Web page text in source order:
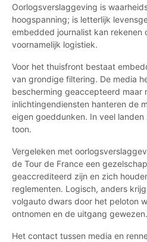
Oorlogsverslaggeving is
hoogspanning; is letterlijk
embedded journalist kan rekenen
voornamelijk logistiek.
Voor het thuisfront bestaat
van grondige filtering. De media
bescherming geaccepteerd maar
inlichtingendiensten hanteren de
eigen goeddunken. In veel
toon.
Vergeleken met
de Tour de France een
geaccrediteerd zijn en zich
reglementen. Logisch, anders
volgauto dwars door het peloton
ontnomen en de uitgang gewezen.
Het contact tussen media en